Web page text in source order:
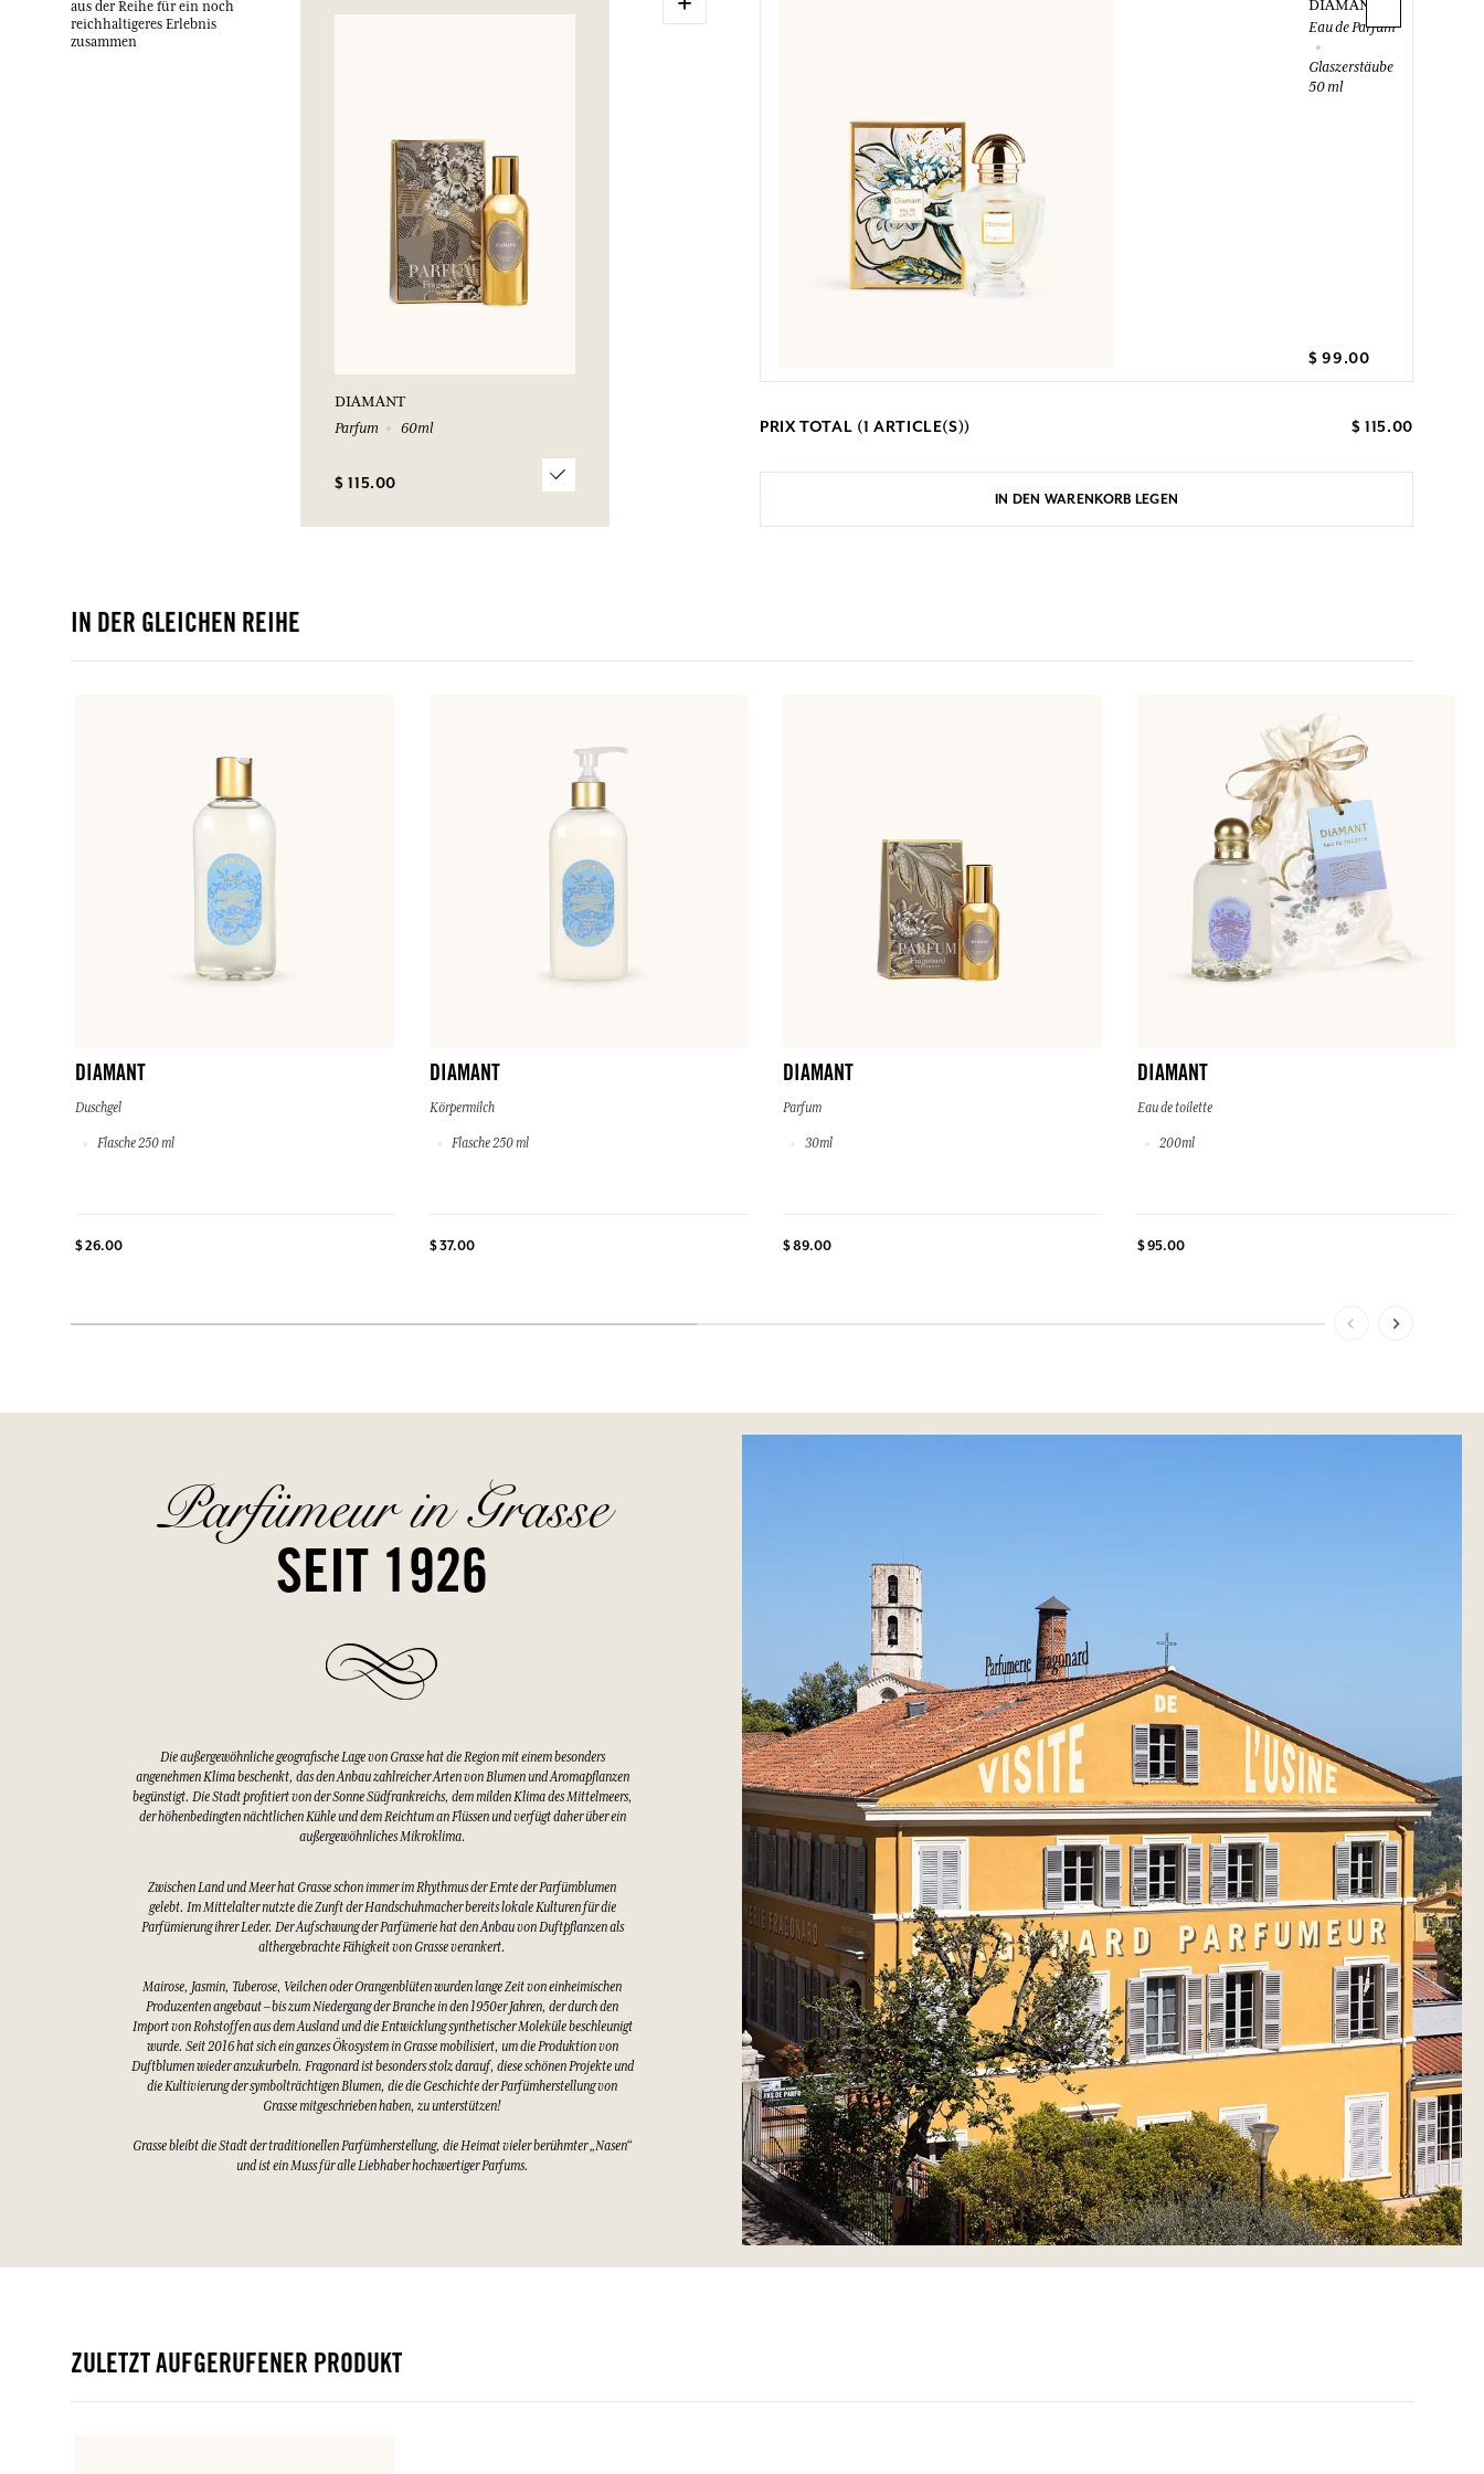
aus der Reihe für ein noch
reichhaltigeres Erlebnis
zusammen
DIAMANT
Parfum
60ml
$ 115.00
DIAMANT
Eau de Parfum
Glaszerstäuber
50 ml
$ 99.00
PRIX TOTAL (1 ARTICLE(S)) $ 115.00
IN DEN WARENKORB LEGEN
IN DER GLEICHEN REIHE
DIAMANT
Duschgel
Flasche 250 ml
$ 26.00
DIAMANT
Körpermilch
Flasche 250 ml
$ 37.00
DIAMANT
Parfum
30ml
$ 89.00
DIAMANT
Eau de toilette
200ml
$ 95.00
Parfümeur in Grasse
SEIT 1926
Die außergewöhnliche geografische Lage von Grasse hat die Region mit einem besonders
angenehmen Klima beschenkt, das den Anbau zahlreicher Arten von Blumen und Aromapflanzen
begünstigt. Die Stadt profitiert von der Sonne Südfrankreichs, dem milden Klima des Mittelmeers,
der höhenbedingten nächtlichen Kühle und dem Reichtum an Flüssen und verfügt daher über ein
außergewöhnliches Mikroklima.
Zwischen Land und Meer hat Grasse schon immer im Rhythmus der Ernte der Parfümblumen
gelebt. Im Mittelalter nutzte die Zunft der Handschuhmacher bereits lokale Kulturen für die
Parfümierung ihrer Leder. Der Aufschwung der Parfümerie hat den Anbau von Duftpflanzen als
althergebrachte Fähigkeit von Grasse verankert.
Mairose, Jasmin, Tuberose, Veilchen oder Orangenblüten wurden lange Zeit von einheimischen
Produzenten angebaut – bis zum Niedergang der Branche in den 1950er Jahren, der durch den
Import von Rohstoffen aus dem Ausland und die Entwicklung synthetischer Moleküle beschleunigt
wurde. Seit 2016 hat sich ein ganzes Ökosystem in Grasse mobilisiert, um die Produktion von
Duftblumen wieder anzukurbeln. Fragonard ist besonders stolz darauf, diese schönen Projekte und
die Kultivierung der symbolträchtigen Blumen, die die Geschichte der Parfümherstellung von
Grasse mitgeschrieben haben, zu unterstützen!
Grasse bleibt die Stadt der traditionellen Parfümherstellung, die Heimat vieler berühmter „Nasen“
und ist ein Muss für alle Liebhaber hochwertiger Parfums.
ZULETZT AUFGERUFENER PRODUKT